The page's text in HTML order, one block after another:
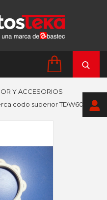
Y ACCESORIOS
codo superior TDW60/59